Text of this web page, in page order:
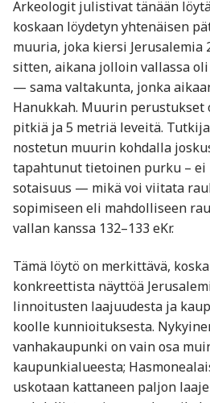
Arkeologit julistivat tänään
koskaan löydetyn yhtenäisen
muuria, joka kiersi Jerusalemia
sitten, aikana jolloin vallassa
— sama valtakunta, jonka
Hanukkah. Muurin perustukset
pitkiä ja 5 metriä leveitä.
nostetun muurin kohdalla
tapahtunut tietoinen purku –
sotaisuus — mikä voi viitata
sopimiseen eli mahdolliseen
vallan kanssa 132–133 eKr.
Tämä löytö on merkittävä,
konkreettista näyttöä
linnoitusten laajuudesta ja
koolle kunnioituksesta.
vanhakaupunki on vain osa
kaupunkialueesta;
uskotaan kattaneen paljon